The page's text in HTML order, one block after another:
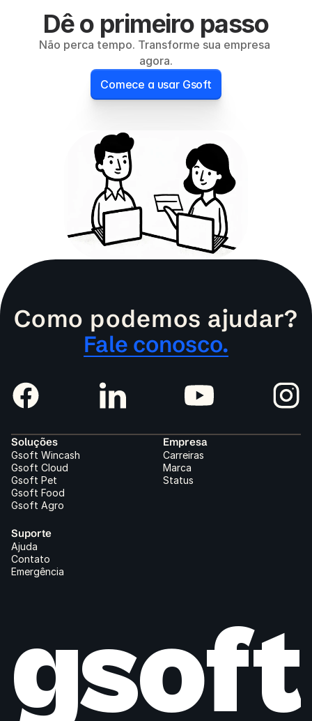
Dê o primeiro passo
Não perca tempo. Transforme sua empresa
agora.
Comece a usar Gsoft
Soluções
Gsoft Wincash
Gsoft Cloud
Gsoft Pet
Gsoft Food
Gsoft Agro
Empresa
Carreiras
Marca
Status
Suporte
Ajuda
Contato
Emergência
Como podemos ajudar?
Fale conosco.
gsoft